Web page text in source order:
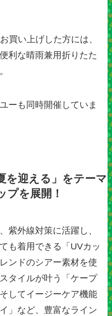
買い上げした方には、
利な晴雨兼用折りたた
ーも同時開催していま
を迎える」をテーマ
プを展開！
紫外線対策に活躍し、
も着用できる「UVカッ
ンドのシアー素材を使
タイルが叶う「ケープ
してイージーケア機能
」など、豊富なライン